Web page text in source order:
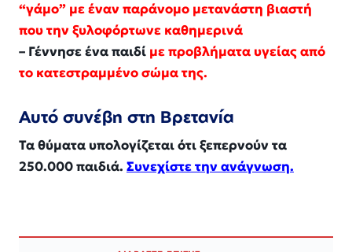
“γάμο” με έναν παράνομο μετανάστη βιαστή
που την ξυλοφόρτωνε καθημερινά
– Γέννησε ένα παιδί με προβλήματα υγείας από
το κατεστραμμένο σώμα της.
Αυτό συνέβη στη Βρετανία
Τα θύματα υπολογίζεται ότι ξεπερνούν τα
250.000 παιδιά. Συνεχίστε την ανάγνωση.